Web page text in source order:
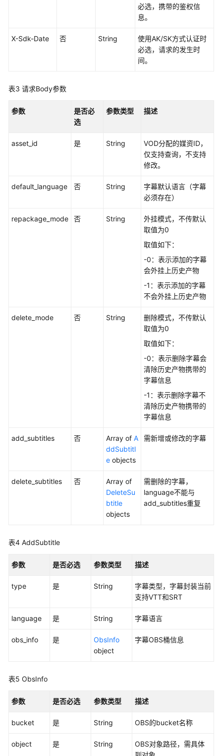
处
管
下
理
刷
询
分
封
码
必选，携带的鉴权信
息。
X-Sdk-Date 否 String
使用AK/SK方式认证时
必选，请求的发生时
间。
表3 请求Body参数
参数
是否必
选
参数类型 描述
asset_id 是 String
VOD分配的媒资ID，
仅支持查询，不支持
修改。
default_language 否 String
字幕默认语言（字幕
必须存在）
repackage_mode 否 String
外挂模式，不传默认
取值为0
取值如下：
-0：表示添加的字幕
会外挂上历史产物
-1：表示添加的字幕
不会外挂上历史产物
delete_mode 否 String
删除模式，不传默认
取值为0
取值如下：
-0：表示删除字幕会
清除历史产物携带的
字幕信息
-1：表示删除字幕不
清除历史产物携带的
字幕信息
add_subtitles 否 Array of A
ddSubtitl
e objects
需新增或修改的字幕
delete_subtitles 否
Array of
DeleteSu
btitle
objects
需删除的字幕，
language不能与
add_subtitles重复
表4 AddSubtitle
参数 是否必选 参数类型 描述
type 是 String
字幕类型，字幕封装当前
支持VTT和SRT
language 是 String 字幕语言
obs_info 是
ObsInfo
object
字幕OBS桶信息
表5 ObsInfo
参数 是否必选 参数类型 描述
bucket 是 String OBS的bucket名称
object 是 String
OBS对象路径，需具体